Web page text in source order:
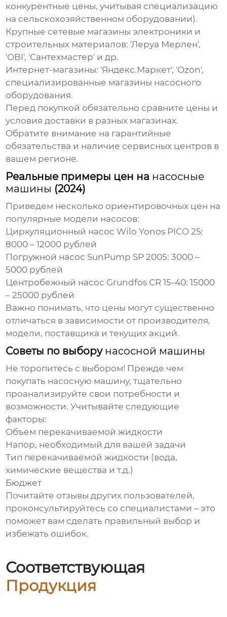
конкурентные цены, учитывая специализацию
на сельскохозяйственном оборудовании).
Крупные сетевые магазины электроники и
строительных материалов: 'Леруа Мерлен',
'OBI', 'Сантехмастер' и др.
Интернет-магазины: 'Яндекс.Маркет', 'Ozon',
специализированные магазины насосного
оборудования.
Перед покупкой обязательно сравните цены и
условия доставки в разных магазинах.
Обратите внимание на гарантийные
обязательства и наличие сервисных центров в
вашем регионе.
Реальные примеры цен на насосные
машины (2024)
Приведем несколько ориентировочных цен на
популярные модели насосов:
Циркуляционный насос Wilo Yonos PICO 25:
8000 – 12000 рублей
Погружной насос SunPump SP 2005: 3000 –
5000 рублей
Центробежный насос Grundfos CR 15-40: 15000
– 25000 рублей
Важно понимать, что цены могут существенно
отличаться в зависимости от производителя,
модели, поставщика и текущих акций.
Советы по выбору насосной машины
Не торопитесь с выбором! Прежде чем
покупать насосную машину, тщательно
проанализируйте свои потребности и
возможности. Учитывайте следующие
факторы:
Объем перекачиваемой жидкости
Напор, необходимый для вашей задачи
Тип перекачиваемой жидкости (вода,
химические вещества и т.д.)
Бюджет
Почитайте отзывы других пользователей,
проконсультируйтесь со специалистами – это
поможет вам сделать правильный выбор и
избежать ошибок.
Соответствующая
Продукция